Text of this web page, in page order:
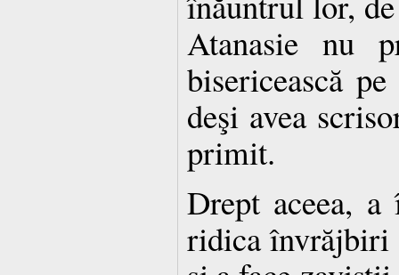
Atanasie nu
bisericească
deşi avea
primit.
Drept aceea,
ridica învrăjbiri